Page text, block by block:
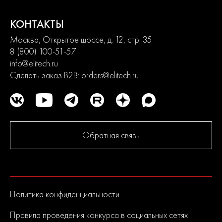
контроля качества является одной их приоритетных.
До серийного производства продукция проходит
многократное тестирование. Каждая линейка продукции
состоит из сбалансированного ассортимента, способного
удовлетворить потребности от начинающих пользователей до
продвинутых. Продуманная конструкция узлов обеспечивает
Современный дизайн и превосходная эргономика
превращают любой рабочий процесс в удовольствие.
2
КОНТАКТЫ
Москва, Открытое шоссе, д. 12, стр. 35
8 (800) 100-51-57
info@elitech.ru
Сделать заказ B2B: orders@elitech.ru
Обратная связь
Политика конфиденциальности
Правила проведения конкурса в социальных сетях